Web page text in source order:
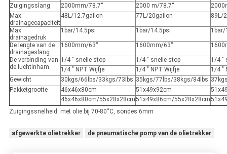
Zuigingsslang
2000mm/78.7“ 2000 m/78.7“
Max.
drainagecapaciteit
48L/12.7gallon 77L/20gallon 89L/
Max.
drainagedruk
1bar/14.5psi 1bar/14.5psi 1bar/
De lengte van de
drainageslang
1600mm/63“ 1600mm/63“
De verbinding van
de luchtinham
1/4 " snelle stop 1/4 " snelle stop
1/4 "
1/4 " NPT Wijfje
1/4 " NPT Wijfje
1/4 "
Gewicht
30kgs/66lbs/33kgs/73lbs 35kgs/77lbs/38kgs/84lbs
Pakketgrootte
46x46x80cm 51x49x92cm
46x46x80cm/55x28x28cm51x49x86cm/55x28x28cm
Zuigingssnelheid: met olie bij 70-80˚C, sondes 6mm
afgewerkte olietrekker de pneumatische pomp van de olietrekker